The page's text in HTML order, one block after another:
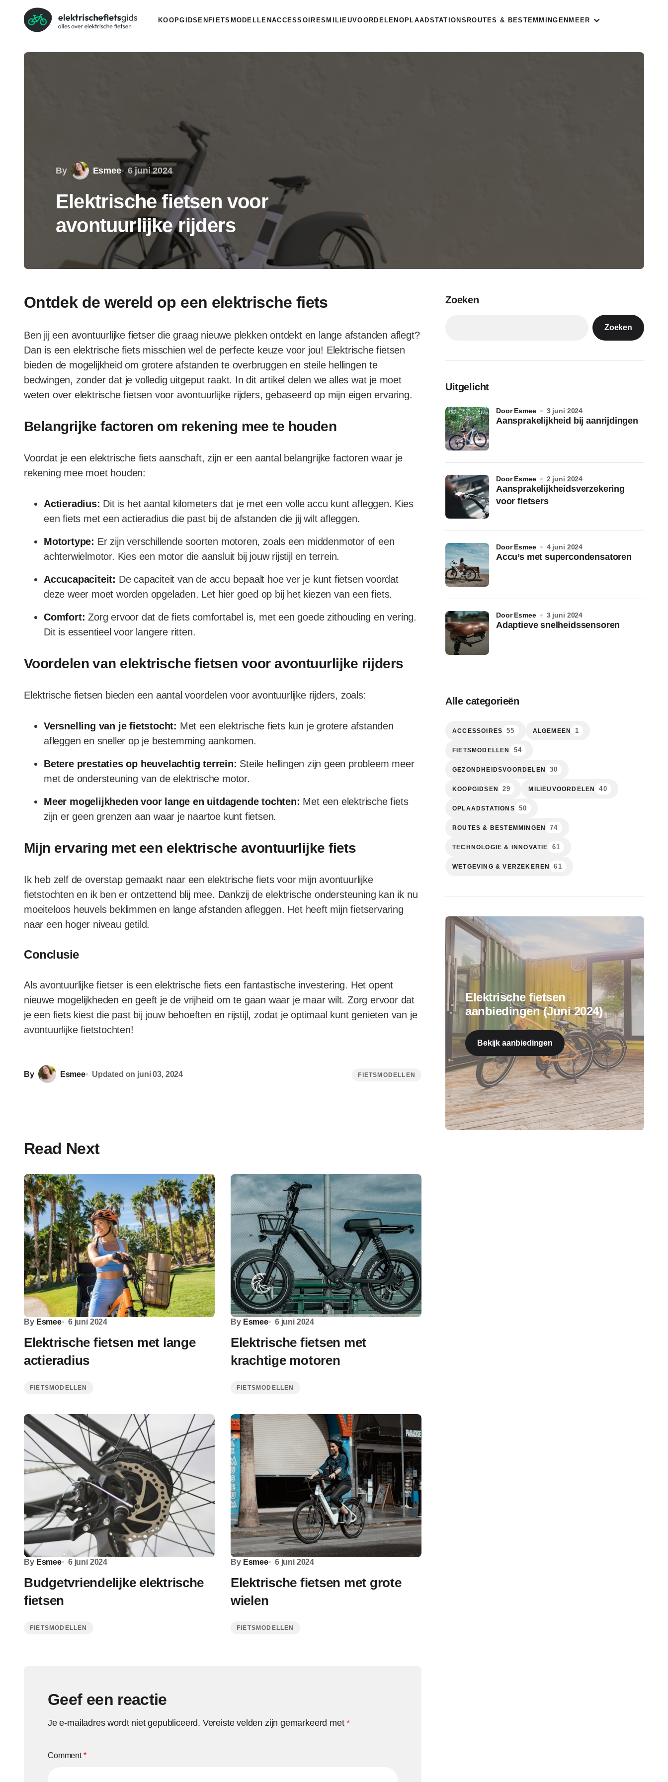
KOOPGIDSEN FIETSMODELLEN ACCESSOIRES MILIEUVOORDELEN OPLAADSTATIONS ROUTES & BESTEMMINGEN MEER
By Esmee 6 juni 2024
Elektrische fietsen voor
avontuurlijke rijders
Ontdek de wereld op een elektrische fiets
Ben jij een avontuurlijke fietser die graag nieuwe plekken ontdekt en lange afstanden aflegt?
Dan is een elektrische fiets misschien wel de perfecte keuze voor jou! Elektrische fietsen
bieden de mogelijkheid om grotere afstanden te overbruggen en steile hellingen te
bedwingen, zonder dat je volledig uitgeput raakt. In dit artikel delen we alles wat je moet
weten over elektrische fietsen voor avontuurlijke rijders, gebaseerd op mijn eigen ervaring.
Belangrijke factoren om rekening mee te houden
Voordat je een elektrische fiets aanschaft, zijn er een aantal belangrijke factoren waar je
rekening mee moet houden:
Actieradius: Dit is het aantal kilometers dat je met een volle accu kunt afleggen. Kies
een fiets met een actieradius die past bij de afstanden die jij wilt afleggen.
Motortype: Er zijn verschillende soorten motoren, zoals een middenmotor of een
achterwielmotor. Kies een motor die aansluit bij jouw rijstijl en terrein.
Accucapaciteit: De capaciteit van de accu bepaalt hoe ver je kunt fietsen voordat
deze weer moet worden opgeladen. Let hier goed op bij het kiezen van een fiets.
Comfort: Zorg ervoor dat de fiets comfortabel is, met een goede zithouding en vering.
Dit is essentieel voor langere ritten.
Voordelen van elektrische fietsen voor avontuurlijke rijders
Elektrische fietsen bieden een aantal voordelen voor avontuurlijke rijders, zoals:
Versnelling van je fietstocht: Met een elektrische fiets kun je grotere afstanden
afleggen en sneller op je bestemming aankomen.
Betere prestaties op heuvelachtig terrein: Steile hellingen zijn geen probleem meer
met de ondersteuning van de elektrische motor.
Meer mogelijkheden voor lange en uitdagende tochten: Met een elektrische fiets
zijn er geen grenzen aan waar je naartoe kunt fietsen.
Mijn ervaring met een elektrische avontuurlijke fiets
Ik heb zelf de overstap gemaakt naar een elektrische fiets voor mijn avontuurlijke
fietstochten en ik ben er ontzettend blij mee. Dankzij de elektrische ondersteuning kan ik nu
moeiteloos heuvels beklimmen en lange afstanden afleggen. Het heeft mijn fietservaring
naar een hoger niveau getild.
Conclusie
Als avontuurlijke fietser is een elektrische fiets een fantastische investering. Het opent
nieuwe mogelijkheden en geeft je de vrijheid om te gaan waar je maar wilt. Zorg ervoor dat
je een fiets kiest die past bij jouw behoeften en rijstijl, zodat je optimaal kunt genieten van je
avontuurlijke fietstochten!
By Esmee Updated on juni 03, 2024 FIETSMODELLEN
Read Next
By Esmee 6 juni 2024
Elektrische fietsen met lange
actieradius
FIETSMODELLEN
By Esmee 6 juni 2024
Elektrische fietsen met
krachtige motoren
FIETSMODELLEN
By Esmee 6 juni 2024
Budgetvriendelijke elektrische
fietsen
FIETSMODELLEN
By Esmee 6 juni 2024
Elektrische fietsen met grote
wielen
FIETSMODELLEN
Geef een reactie
Je e-mailadres wordt niet gepubliceerd. Vereiste velden zijn gemarkeerd met*
Comment*
Zoeken
Zoeken
Uitgelicht
Aansprakelijkheid bij aanrijdingen
door Esmee 3 juni 2024
Aansprakelijkheidsverzekering
voor fietsers
door Esmee 2 juni 2024
Accu’s met supercondensatoren
door Esmee 4 juni 2024
Adaptieve snelheidssensoren
door Esmee 3 juni 2024
Alle categorieën
ACCESSOIRES 55 ALGEMEEN 1
FIETSMODELLEN 54
GEZONDHEIDSVOORDELEN 30
KOOPGIDSEN 29 MILIEUVOORDELEN 40
OPLAADSTATIONS 50
ROUTES & BESTEMMINGEN 74
TECHNOLOGIE & INNOVATIE 61
WETGEVING & VERZEKEREN 61
Elektrische fietsen
aanbiedingen (Juni 2024)
Bekijk aanbiedingen